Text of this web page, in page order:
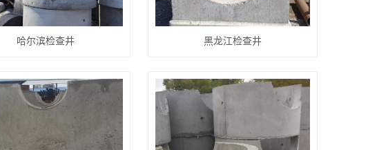
哈尔滨检查井 黑龙江检查井